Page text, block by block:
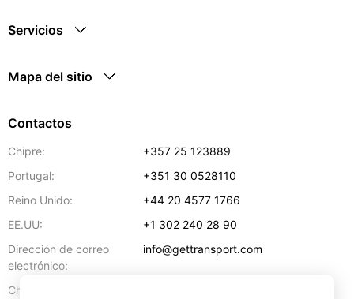
Servicios
Mapa del sitio
Contactos
Chipre:
+357 25 123889
Portugal:
+351 30 0528110
Reino Unido:
+44 20 4577 1766
EE.UU:
+1 302 240 28 90
Dirección de correo
electrónico:
info@gettransport.com
Chipre: